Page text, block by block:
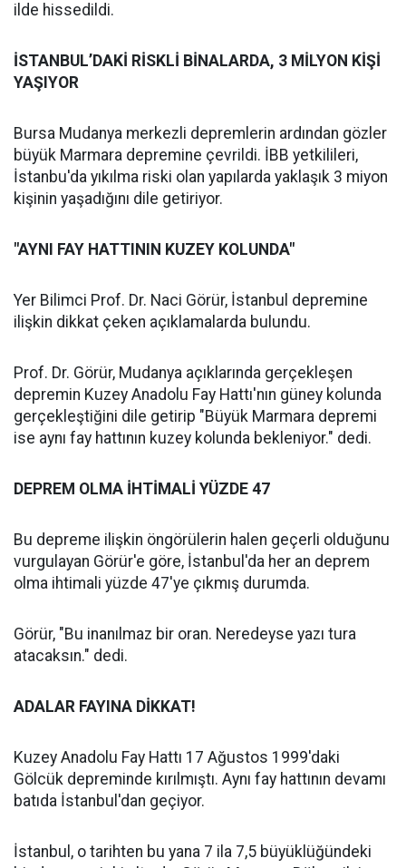
ilde hissedildi.
İSTANBUL’DAKİ RİSKLİ BİNALARDA, 3 MİLYON KİŞİ
YAŞIYOR
Bursa Mudanya merkezli depremlerin ardından gözler
büyük Marmara depremine çevrildi. İBB yetkilileri,
İstanbu'da yıkılma riski olan yapılarda yaklaşık 3 miyon
kişinin yaşadığını dile getiriyor.
"AYNI FAY HATTININ KUZEY KOLUNDA"
Yer Bilimci Prof. Dr. Naci Görür, İstanbul depremine
ilişkin dikkat çeken açıklamalarda bulundu.
Prof. Dr. Görür, Mudanya açıklarında gerçekleşen
depremin Kuzey Anadolu Fay Hattı'nın güney kolunda
gerçekleştiğini dile getirip "Büyük Marmara depremi
ise aynı fay hattının kuzey kolunda bekleniyor." dedi.
DEPREM OLMA İHTİMALİ YÜZDE 47
Bu depreme ilişkin öngörülerin halen geçerli olduğunu
vurgulayan Görür'e göre, İstanbul'da her an deprem
olma ihtimali yüzde 47'ye çıkmış durumda.
Görür, "Bu inanılmaz bir oran. Neredeyse yazı tura
atacaksın." dedi.
ADALAR FAYINA DİKKAT!
Kuzey Anadolu Fay Hattı 17 Ağustos 1999'daki
Gölcük depreminde kırılmıştı. Aynı fay hattının devamı
batıda İstanbul'dan geçiyor.
İstanbul, o tarihten bu yana 7 ila 7,5 büyüklüğündeki